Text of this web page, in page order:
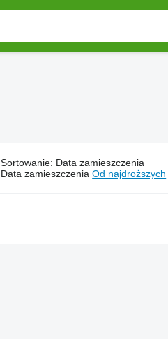
Sortowanie: Data zamieszczenia
Data zamieszczenia Od najdroższych